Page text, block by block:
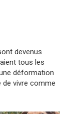
devenus
tous les
déformation
de vivre comme